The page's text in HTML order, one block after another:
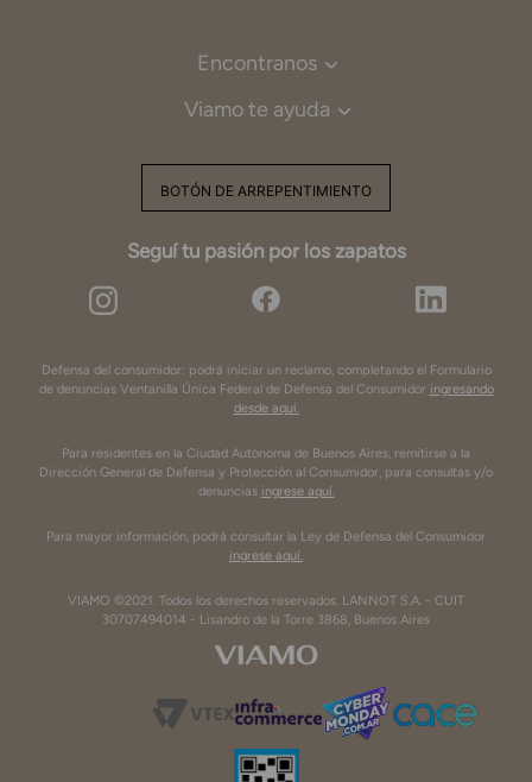
Encontranos
Viamo te ayuda
BOTÓN DE ARREPENTIMIENTO
Seguí tu pasión por los zapatos
Defensa del consumidor: podrá iniciar un reclamo, completando el Formulario
de denuncias Ventanilla Única Federal de Defensa del Consumidor ingresando
desde aquí.
Para residentes en la Ciudad Autónoma de Buenos Aires, remitirse a la
Dirección General de Defensa y Protección al Consumidor, para consultas y/o
denuncias ingrese aquí.
Para mayor información, podrá consultar la Ley de Defensa del Consumidor
ingrese aquí.
VIAMO ©2021. Todos los derechos reservados. LANNOT S.A. - CUIT
30707494014 - Lisandro de la Torre 3868, Buenos Aires